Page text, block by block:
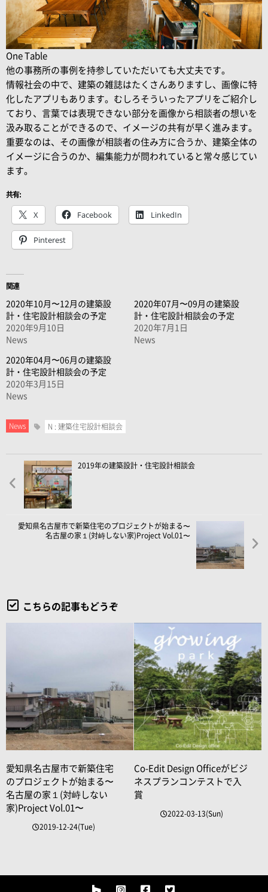
One Table
他の事務所の事例を持参していただいても大丈夫です。
情報社会の中で、建築の雑誌はたくさんありますし、画像に特
化したアプリもあります。むしろそういったアプリをご紹介し
ており、言葉では表現できない部分を画像から相談者の想いを
汲み取ることができるので、イメージの共有が早く進みます。
重要なのは、その画像が相談者の住み方に合うか、建築全体の
イメージに合うのか、編集能力が問われていると常々感じてい
ます。
共有:
X Facebook LinkedIn
Pinterest
関連
2020年10月〜12月の建築設
計・住宅設計相談会の予定
2020年9月10日
News
2020年07月〜09月の建築設
計・住宅設計相談会の予定
2020年7月1日
News
2020年04月〜06月の建築設
計・住宅設計相談会の予定
2020年3月15日
News
News N : 建築住宅設計相談会
2019年の建築設計・住宅設計相談会
愛知県名古屋市で新築住宅のプロジェクトが始まる〜
名古屋の家１(対峙しない家)Project Vol.01〜
こちらの記事もどうぞ
愛知県名古屋市で新築住宅
のプロジェクトが始まる〜
名古屋の家１(対峙しない
家)Project Vol.01〜
2019-12-24(Tue)
Co-Edit Design Officeがビジ
ネスプランコンテストで入
賞
2022-03-13(Sun)